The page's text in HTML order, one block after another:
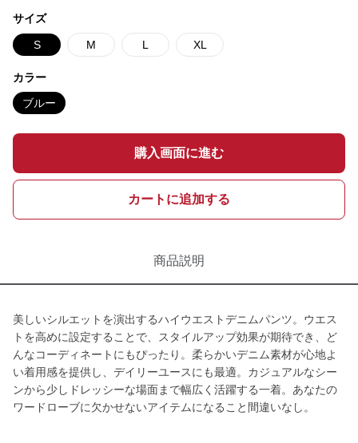
サイズ
S M L XL
カラー
ブルー
購入画面に進む
カートに追加する
商品説明
美しいシルエットを演出するハイウエストデニムパンツ。ウエス
トを高めに設定することで、スタイルアップ効果が期待でき、ど
んなコーディネートにもぴったり。柔らかいデニム素材が心地よ
い着用感を提供し、デイリーユースにも最適。カジュアルなシー
ンから少しドレッシーな場面まで幅広く活躍する一着。あなたの
ワードローブに欠かせないアイテムになること間違いなし。